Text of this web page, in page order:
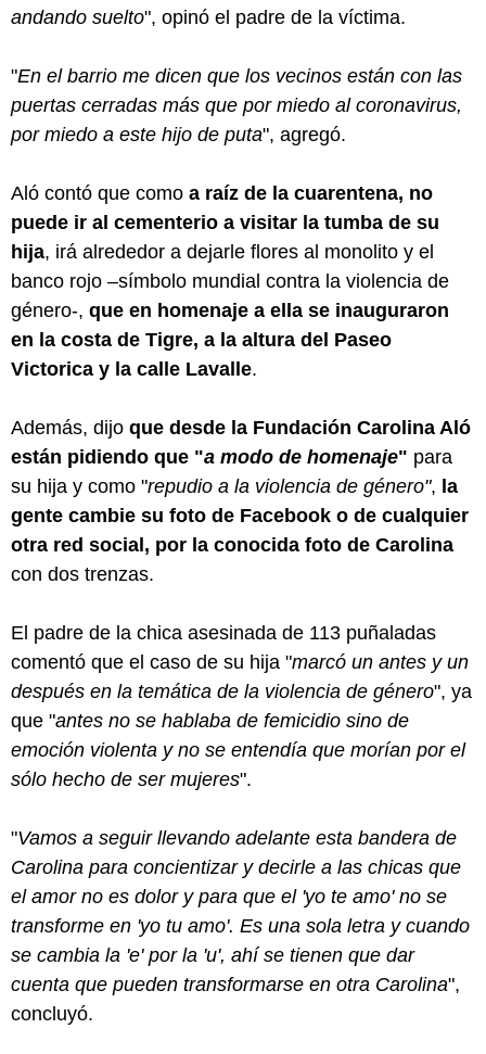
andando suelto", opinó el padre de la víctima.
"En el barrio me dicen que los vecinos están con las
puertas cerradas más que por miedo al coronavirus,
por miedo a este hijo de puta", agregó.
Aló contó que como a raíz de la cuarentena, no
puede ir al cementerio a visitar la tumba de su
hija, irá alrededor a dejarle flores al monolito y el
banco rojo –símbolo mundial contra la violencia de
género-, que en homenaje a ella se inauguraron
en la costa de Tigre, a la altura del Paseo
Victorica y la calle Lavalle.
Además, dijo que desde la Fundación Carolina Aló
están pidiendo que "a modo de homenaje" para
su hija y como "repudio a la violencia de género", la
gente cambie su foto de Facebook o de cualquier
otra red social, por la conocida foto de Carolina
con dos trenzas.
El padre de la chica asesinada de 113 puñaladas
comentó que el caso de su hija "marcó un antes y un
después en la temática de la violencia de género", ya
que "antes no se hablaba de femicidio sino de
emoción violenta y no se entendía que morían por el
sólo hecho de ser mujeres".
"Vamos a seguir llevando adelante esta bandera de
Carolina para concientizar y decirle a las chicas que
el amor no es dolor y para que el 'yo te amo' no se
transforme en 'yo tu amo'. Es una sola letra y cuando
se cambia la 'e' por la 'u', ahí se tienen que dar
cuenta que pueden transformarse en otra Carolina",
concluyó.